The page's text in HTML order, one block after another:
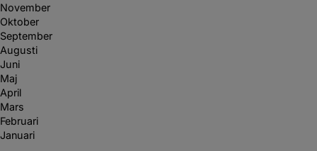
November
Oktober
September
Augusti
Juni
Maj
April
Mars
Februari
Januari